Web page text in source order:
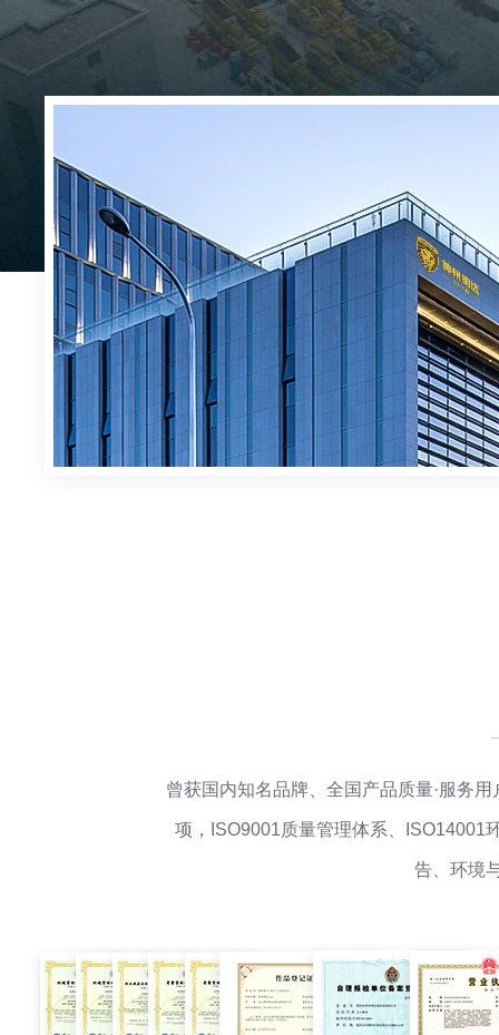
曾获国内知名品牌、全国产品质量·服务
项，ISO9001质量管理体系、ISO14001
告、环境